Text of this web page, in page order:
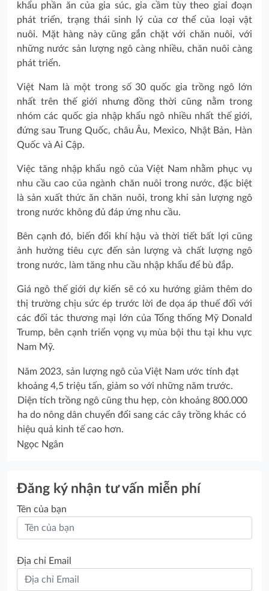
khẩu phần ăn của gia súc, gia cầm tùy theo giai đoạn
phát triển, trạng thái sinh lý của cơ thể của loại vật
nuôi. Mặt hàng này cũng gắn chặt với chăn nuôi, với
những nước sản lượng ngô càng nhiều, chăn nuôi càng
phát triển.
Việt Nam là một trong số 30 quốc gia trồng ngô lớn
nhất trên thế giới nhưng đồng thời cũng nằm trong
nhóm các quốc gia nhập khẩu ngô nhiều nhất thế giới,
đứng sau Trung Quốc, châu Âu, Mexico, Nhật Bản, Hàn
Quốc và Ai Cập.
Việc tăng nhập khẩu ngô của Việt Nam nhằm phục vụ
nhu cầu cao của ngành chăn nuôi trong nước, đặc biệt
là sản xuất thức ăn chăn nuôi, trong khi sản lượng ngô
trong nước không đủ đáp ứng nhu cầu.
Bên cạnh đó, biến đổi khí hậu và thời tiết bất lợi cũng
ảnh hưởng tiêu cực đến sản lượng và chất lượng ngô
trong nước, làm tăng nhu cầu nhập khẩu để bù đắp.
Giá ngô thế giới dự kiến sẽ có xu hướng giảm thêm do
thị trường chịu sức ép trước lời đe dọa áp thuế đối với
các đối tác thương mại lớn của Tổng thống Mỹ Donald
Trump, bên cạnh triển vọng vụ mùa bội thu tại khu vực
Nam Mỹ.
Năm 2023, sản lượng ngô của Việt Nam ước tính đạt
khoảng 4,5 triệu tấn, giảm so với những năm trước.
Diện tích trồng ngô cũng thu hẹp, còn khoảng 800.000
ha do nông dân chuyển đổi sang các cây trồng khác có
hiệu quả kinh tế cao hơn.
Ngọc Ngân
Đăng ký nhận tư vấn miễn phí
Tên của bạn
Địa chỉ Email